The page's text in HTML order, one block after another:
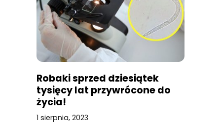
Robaki sprzed dziesiątek
tysięcy lat przywrócone do
życia!
1 sierpnia, 2023